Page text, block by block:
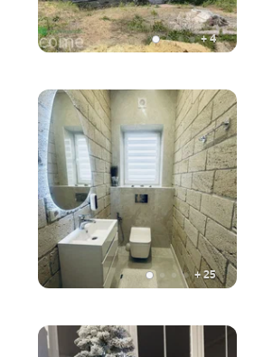
+4
+25